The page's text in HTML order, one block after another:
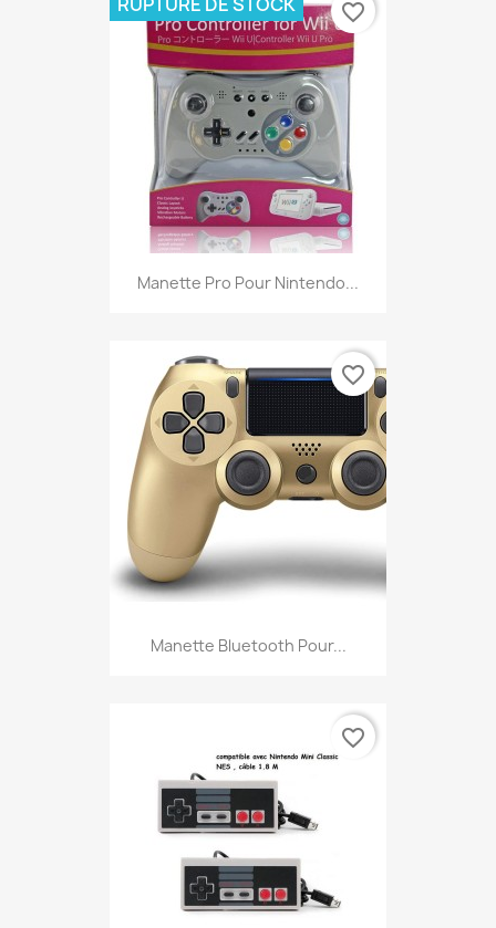
Manette Pro Pour Nintendo...
favorite_border
Manette Bluetooth Pour...
favorite_border
favorite_border